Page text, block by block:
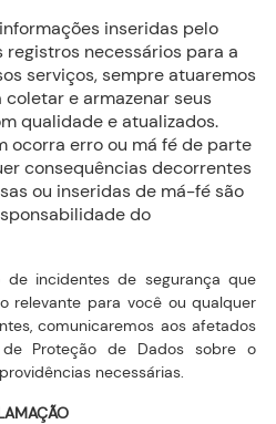
inseridas pelo
registros necessários para a
serviços, sempre atuaremos
e armazenar seus
qualidade e atualizados.
ocorra erro ou má fé de parte
consequências decorrentes
ou inseridas de má-fé são
do
incidentes de segurança que
relevante para você ou qualquer
comunicaremos aos afetados
Proteção de Dados sobre o
necessárias.